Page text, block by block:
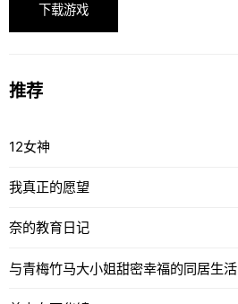
下载游戏
推荐
12女神
我真正的愿望
奈的教育日记
与青梅竹马大小姐甜密幸福的同居生活